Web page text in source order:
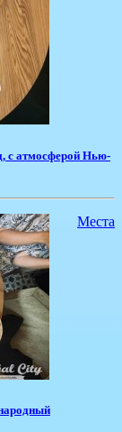
с атмосферой Нью-
Места